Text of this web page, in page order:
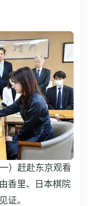
）赶赴东京观看
香里、日本棋院
证。